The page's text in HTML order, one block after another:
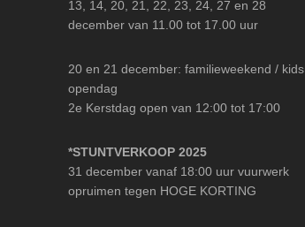
13, 14, 20, 21, 22, 23, 24, 27 en 28
december van 11.00 tot 17.00 uur
20 en 21 december: familieweekend / kids
opendag
2e Kerstdag open van 12:00 tot 17:00
*STUNTVERKOOP 2025
31 december vanaf 18:00 uur vuurwerk
opruimen tegen HOGE KORTING